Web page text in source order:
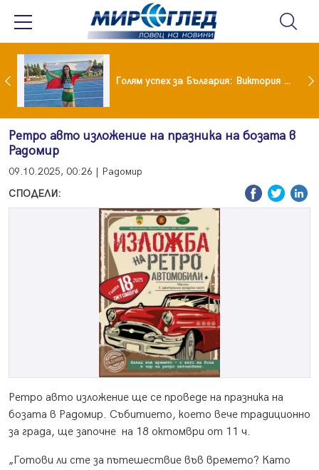
Когато всичко те дразни: тези трикове променят настроението за минути Голям успех за България: Виктория Ангелова грабна световна титла в тройния скок
Ретро авто изложение на празника на бозата в
Радомир
09.10.2025, 00:26 | Радомир
СПОДЕЛИ:
Ретро авто изложение ще се проведе на празника на
бозата в Радомир. Събитието, което вече традиционно
за града, ще започне на 18 октомври от 11 ч.
„Готови ли сте за пътешествие във времето? Като